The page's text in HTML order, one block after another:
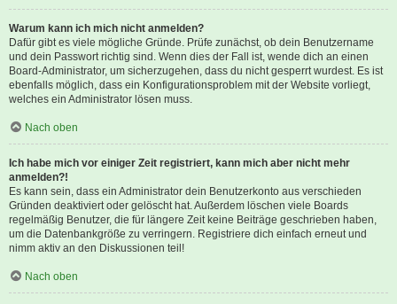
Warum kann ich mich nicht anmelden?
Dafür gibt es viele mögliche Gründe. Prüfe zunächst, ob dein Benutzername
und dein Passwort richtig sind. Wenn dies der Fall ist, wende dich an einen
Board-Administrator, um sicherzugehen, dass du nicht gesperrt wurdest. Es ist
ebenfalls möglich, dass ein Konfigurationsproblem mit der Website vorliegt,
welches ein Administrator lösen muss.
Nach oben
Ich habe mich vor einiger Zeit registriert, kann mich aber nicht mehr
anmelden?!
Es kann sein, dass ein Administrator dein Benutzerkonto aus verschieden
Gründen deaktiviert oder gelöscht hat. Außerdem löschen viele Boards
regelmäßig Benutzer, die für längere Zeit keine Beiträge geschrieben haben,
um die Datenbankgröße zu verringern. Registriere dich einfach erneut und
nimm aktiv an den Diskussionen teil!
Nach oben